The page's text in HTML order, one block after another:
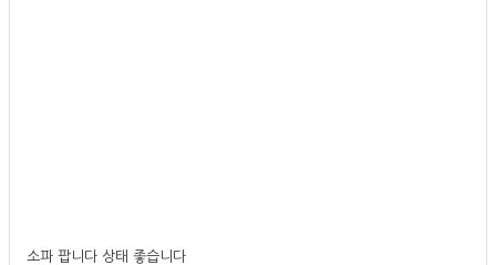
소파 팝니다 상태 좋습니다